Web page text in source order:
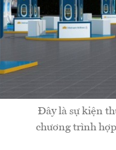
Đây là sự kiện
chương trình